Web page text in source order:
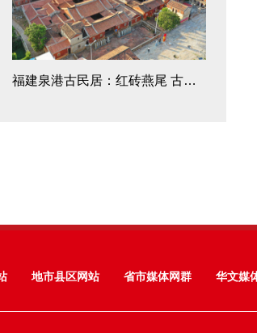
福建泉港古民居：红砖燕尾 古韵悠长
地市县区网站 省市媒体网群 华文媒